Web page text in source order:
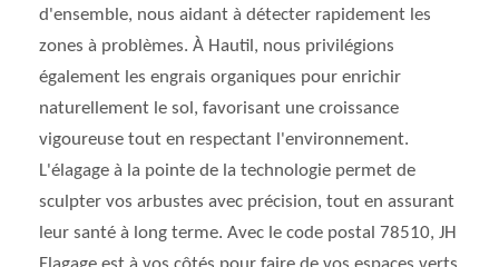
d'ensemble, nous aidant à détecter rapidement les
zones à problèmes. À Hautil, nous privilégions
également les engrais organiques pour enrichir
naturellement le sol, favorisant une croissance
vigoureuse tout en respectant l'environnement.
L'élagage à la pointe de la technologie permet de
sculpter vos arbustes avec précision, tout en assurant
leur santé à long terme. Avec le code postal 78510, JH